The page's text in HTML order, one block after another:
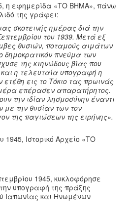
η εφημερίδα «ΤΟ ΒΗΜΑ», πάνω
της γράφει:
σκοτεινής ημέρας διά την
του 1939. Μετά εξ
θυσιών, ποταμούς αιμάτων
δημοκρατικόν πνεύμα των
της κτηνώδους βίας που
η τελευταία υπογραφή η
ετέθη εις το Τόκιο τας πρωινάς
επέρασεν απαρατήρητος.
την ιδίαν λησμοσύνην έναντι
την θυσίαν των τον
της παγιώσεων της ειρήνης».
Ιστορικό Αρχείο «ΤΟ
1945, κυκλοφόρησε
υπογραφή της πράξης
Ιαπωνίας και Ηνωμένων